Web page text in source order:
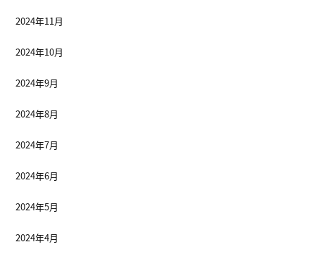
2024年11月
2024年10月
2024年9月
2024年8月
2024年7月
2024年6月
2024年5月
2024年4月